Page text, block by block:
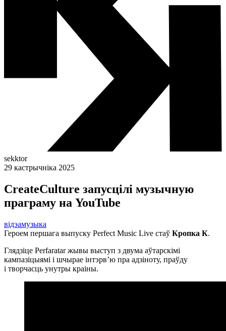
sekktor
29 кастрычніка 2025
CreateCulture запусцілі музычную
праграму на YouTube
відэамузыка
Героем першага выпуску Perfect Music Live стаў Кропка К.
Глядзіце Perfaratar жывы выступ з двума аўтарскімі
кампазіцыямі і шчырае інтэрв’ю пра адзіноту, праўду
і творчасць унутры краіны.